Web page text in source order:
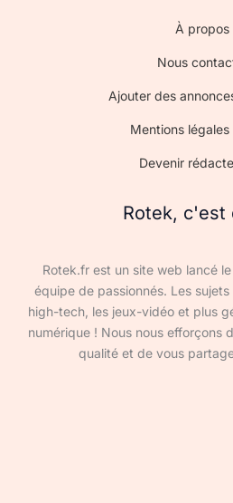
À propos
Nous
Ajouter des
Mentions légales
Devenir
Rotek, c'est
Rotek.fr est un site web lancé
équipe de passionnés. Les
high-tech, les jeux-vidéo et plus
numérique ! Nous nous efforçons
qualité et de vous